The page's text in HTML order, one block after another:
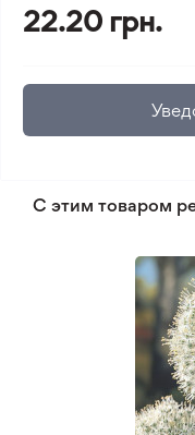
22.20 грн.
С этим товаром